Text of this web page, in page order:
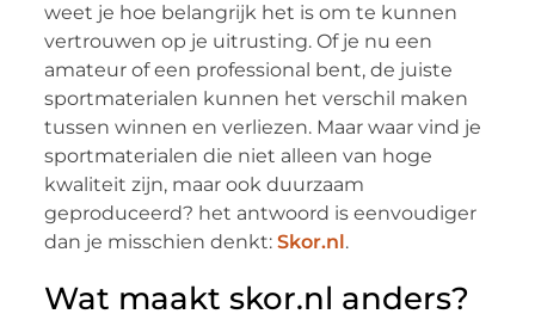
weet je hoe belangrijk het is om te kunnen
vertrouwen op je uitrusting. Of je nu een
amateur of een professional bent, de juiste
sportmaterialen kunnen het verschil maken
tussen winnen en verliezen. Maar waar vind je
sportmaterialen die niet alleen van hoge
kwaliteit zijn, maar ook duurzaam
geproduceerd? het antwoord is eenvoudiger
dan je misschien denkt: Skor.nl.
Wat maakt skor.nl anders?